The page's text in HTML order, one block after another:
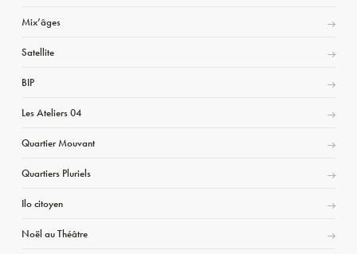
Mix’âges
Satellite
BIP
Les Ateliers 04
Quartier Mouvant
Quartiers Pluriels
Ilo citoyen
Noël au Théâtre